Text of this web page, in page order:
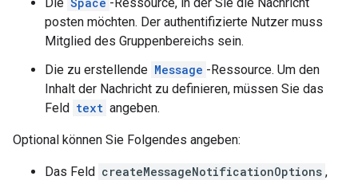
posten möchten. Der authentifizierte Nutzer muss
Mitglied des Gruppenbereichs sein.
Die zu erstellende Message -Ressource. Um den
Inhalt der Nachricht zu definieren, müssen Sie das
Feld text angeben.
Optional können Sie Folgendes angeben:
Das Feld createMessageNotificationOptions ,